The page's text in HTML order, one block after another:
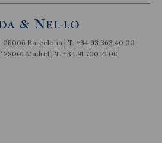
08006 Barcelona | T. +34 93 363 40 00
28001 Madrid | T. +34 91 700 21 00